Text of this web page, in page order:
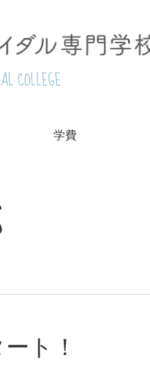
COLLEGE
学費
ト！